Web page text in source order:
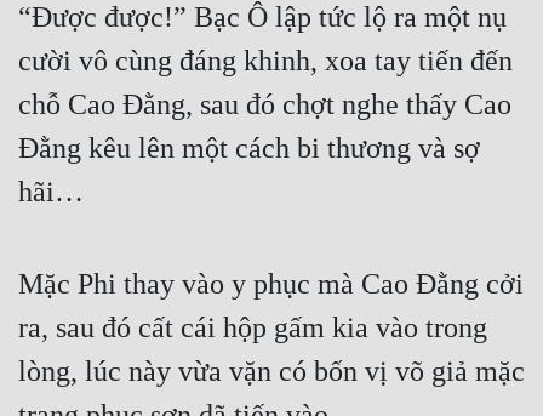
“Được được!” Bạc Ô lập tức lộ ra một nụ
cười vô cùng đáng khinh, xoa tay tiến đến
chỗ Cao Đằng, sau đó chợt nghe thấy Cao
Đằng kêu lên một cách bi thương và sợ
hãi…
Mặc Phi thay vào y phục mà Cao Đằng cởi
ra, sau đó cất cái hộp gấm kia vào trong
lòng, lúc này vừa vặn có bốn vị võ giả mặc